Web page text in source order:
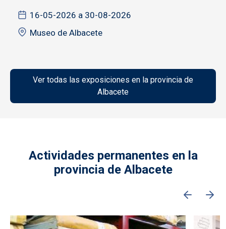
16-05-2026 a 30-08-2026
Museo de Albacete
Ver todas las exposiciones en la provincia de
Albacete
Actividades permanentes en la
provincia de Albacete